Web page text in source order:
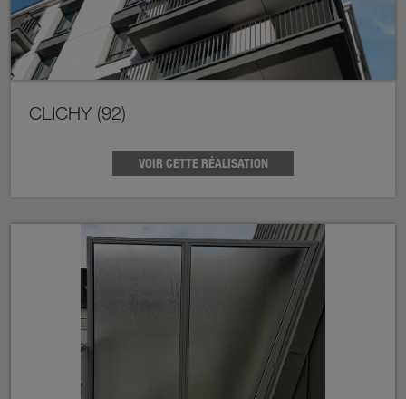
CLICHY (92)
VOIR CETTE RÉALISATION